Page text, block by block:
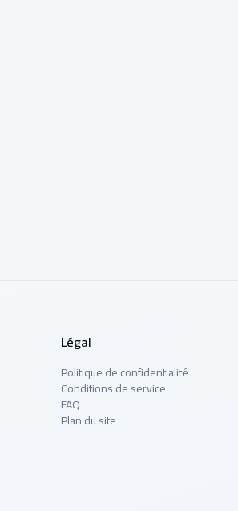
Légal
Politique de confidentialité
Conditions de service
FAQ
Plan du site